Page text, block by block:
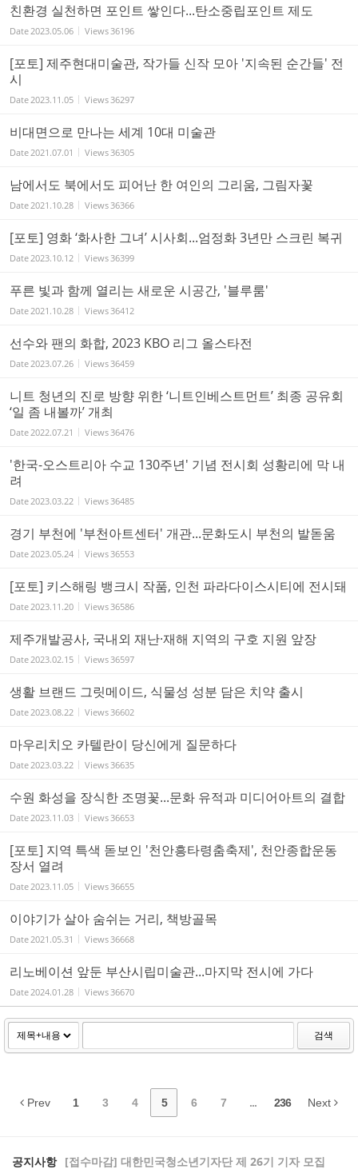
친환경 실천하면 포인트 쌓인다...탄소중립포인트 제도
Date 2023.05.06 Views 36196
[포토] 제주현대미술관, 작가들 신작 모아 '지속된 순간들' 전
시
Date 2023.11.05 Views 36297
비대면으로 만나는 세계 10대 미술관
Date 2021.07.01 Views 36305
남에서도 북에서도 피어난 한 여인의 그리움, 그림자꽃
Date 2021.10.28 Views 36366
[포토] 영화 ‘화사한 그녀’ 시사회...엄정화 3년만 스크린 복귀
Date 2023.10.12 Views 36399
푸른 빛과 함께 열리는 새로운 시공간, '블루룸'
Date 2021.10.28 Views 36412
선수와 팬의 화합, 2023 KBO 리그 올스타전
Date 2023.07.26 Views 36459
니트 청년의 진로 방향 위한 ‘니트인베스트먼트’ 최종 공유회
‘일 좀 내볼까’ 개최
Date 2022.07.21 Views 36476
'한국-오스트리아 수교 130주년' 기념 전시회 성황리에 막 내
려
Date 2023.03.22 Views 36485
경기 부천에 '부천아트센터' 개관...문화도시 부천의 발돋움
Date 2023.05.24 Views 36553
[포토] 키스해링 뱅크시 작품, 인천 파라다이스시티에 전시돼
Date 2023.11.20 Views 36586
제주개발공사, 국내외 재난·재해 지역의 구호 지원 앞장
Date 2023.02.15 Views 36597
생활 브랜드 그릿메이드, 식물성 성분 담은 치약 출시
Date 2023.08.22 Views 36602
마우리치오 카텔란이 당신에게 질문하다
Date 2023.03.22 Views 36635
수원 화성을 장식한 조명꽃...문화 유적과 미디어아트의 결합
Date 2023.11.03 Views 36653
[포토] 지역 특색 돋보인 '천안흥타령춤축제', 천안종합운동
장서 열려
Date 2023.11.05 Views 36655
이야기가 살아 숨쉬는 거리, 책방골목
Date 2021.05.31 Views 36668
리노베이션 앞둔 부산시립미술관...마지막 전시에 가다
Date 2024.01.28 Views 36670
검색
Prev 1 3 4 5 6 7 ... 236 Next
공지사항 [접수마감] 대한민국청소년기자단 제 26기 기자 모집